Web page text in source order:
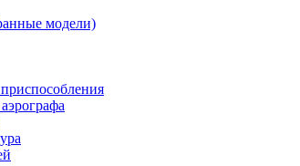
модели)